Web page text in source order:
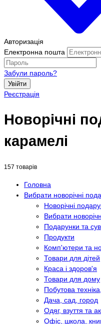
Авторизація
Електронна пошта
Забули пароль?
Увійти
Реєстрація
Новорічні
карамелі
157 товарів
Головна
Вибрати новорічні
Новорічні
Вибрати
Подарунки та
Продукти
Комп'ютери та
Товари для дітей
Краса і здоров'я
Товари для дому
Побутова
Дача, сад, город
Одяг, взуття та
Офіс, школа,